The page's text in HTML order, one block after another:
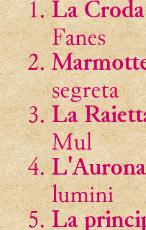
La Croda
Fanes
segreta
La
Mul
L'Aurona
lumini
La